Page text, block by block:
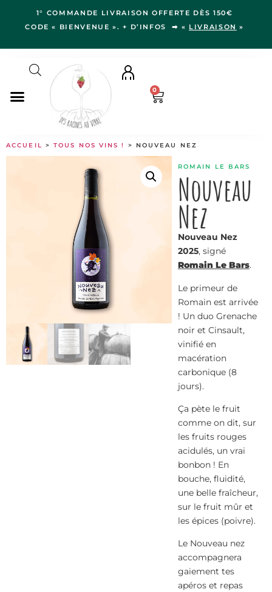
1° COMMANDE LIVRAISON OFFERTE DÈS 150€
CODE « BIENVENUE ». + D’INFOS ➡ « LIVRAISON »
RÉGIONS
IDÉES CADEAUX
NOS VIGNERON.NE.S
0
ACCUEIL >TOUS NOS VINS ! > NOUVEAU NEZ
ROMAIN LE BARS
Nouveau
Nez
Nouveau Nez
2025, signé
Romain Le Bars.
Le primeur de
Romain est arrivée
! Un duo Grenache
noir et Cinsault,
vinifié en
macération
carbonique (8
jours).
Ça pète le fruit
comme on dit, sur
les fruits rouges
acidulés, un vrai
bonbon ! En
bouche, fluidité,
une belle fraîcheur,
sur le fruit mûr et
les épices (poivre).
Le Nouveau nez
accompagnera
gaiement tes
apéros et repas